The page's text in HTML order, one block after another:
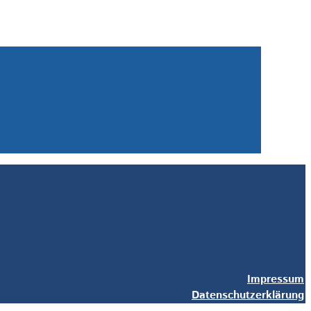
Impressum
Datenschutzerklärung